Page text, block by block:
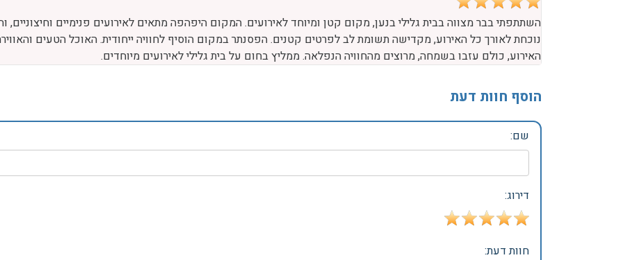
השתתפתי בבר מצווה בבית גלילי בנען, מקום קטן ומיוחד לאירועים. המקום היפהפה מתאים לאירועים פנימיים וחיצוניים,
נוכחת לאורך כל האירוע, מקדישה תשומת לב לפרטים קטנים. הפסנתר במקום הוסיף לחוויה ייחודית. האוכל הטעים
האירוע, כולם עזבו בשמחה, מרוצים מהחוויה הנפלאה. ממליץ בחום על בית גלילי לאירועים מיוחדים.
הוסף חוות דעת
שם:
דירוג:
חוות דעת: